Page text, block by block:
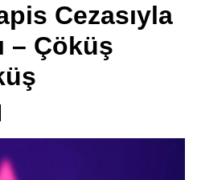
Cezasıyla
– Çöküş